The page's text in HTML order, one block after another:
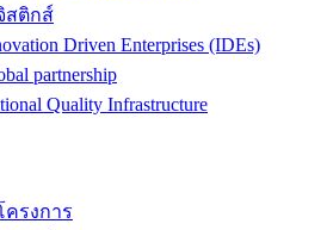
สติกส์
Driven Enterprises (IDEs)
partnership
Quality Infrastructure
รงการ